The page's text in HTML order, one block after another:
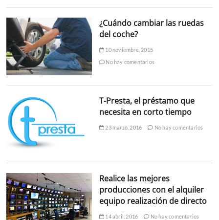
¿Cuándo cambiar las ruedas
del coche?
10 noviembre, 2015
No hay comentarios
T-Presta, el préstamo que
necesita en corto tiempo
23 marzo, 2016 No hay comentarios
Realice las mejores
producciones con el alquiler
equipo realización de directo
14 abril, 2016 No hay comentarios